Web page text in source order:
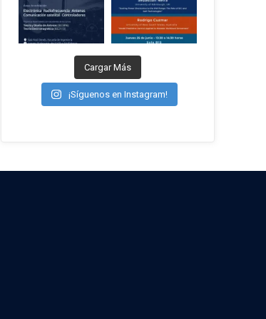
Cargar Más
¡Síguenos en Instagram!